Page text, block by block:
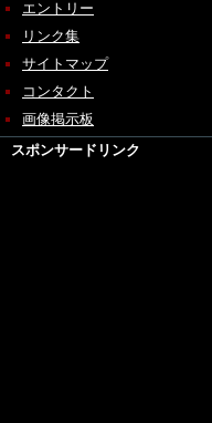
エントリー
リンク集
サイトマップ
コンタクト
画像掲示板
スポンサードリンク